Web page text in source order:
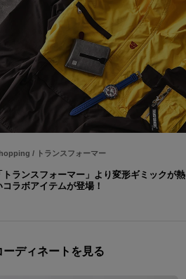
/ トランスフォーマー
トランスフォーマー」より変形ギミックが熱
コラボアイテムが登場！
ーディネートを見る